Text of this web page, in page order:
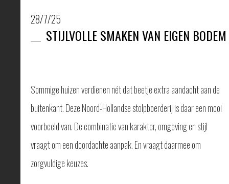
BEHANG
RAAMDECORATIE
VLOEREN
MEUBELS
28/7/25
STIJLVOLLE SMAKEN VAN EIGEN BODEM
Sommige huizen verdienen nét dat beetje extra aandacht aan de
buitenkant. Deze Noord-Hollandse stolpboerderij is daar een mooi
voorbeeld van. De combinatie van karakter, omgeving en stijl
vraagt om een doordachte aanpak. En vraagt daarmee om
zorgvuldige keuzes.